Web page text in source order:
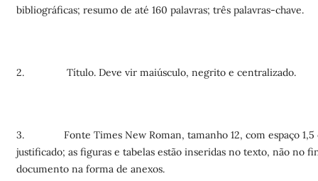
bibliográficas; resumo de até 160 palavras; três palavras-chave.
2. Título. Deve vir maiúsculo, negrito e centralizado.
3. Fonte Times New Roman, tamanho 12, com espaço 1,5
justificado; as figuras e tabelas estão inseridas no texto, não no
documento na forma de anexos.